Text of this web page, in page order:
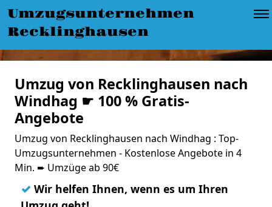
Umzugsunternehmen
Recklinghausen
Umzug von Recklinghausen nach
Windhag ☛ 100 % Gratis-
Angebote
Umzug von Recklinghausen nach Windhag : Top-
Umzugsunternehmen - Kostenlose Angebote in 4
Min. ➨ Umzüge ab 90€
✓ Wir helfen Ihnen, wenn es um Ihren